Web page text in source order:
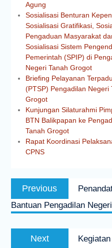
Agung
Sosialisasi Benturan
Sosialisasi Gratifikasi,
Pengaduan Masyarakat
Sosialisasi Sistem
Pemerintah (SPIP) di
Negeri Tanah Grogot
Briefing Pelayanan
(PTSP) Pengadilan Negeri
Grogot
Kunjungan Silaturahmi
BTN Balikpapan ke
Tanah Grogot
Rapat Koordinasi
CPNS
Previous
Bantuan Pengadilan
Next